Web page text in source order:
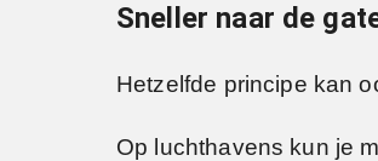
Sneller naar de
Hetzelfde principe kan
Op luchthavens kun je